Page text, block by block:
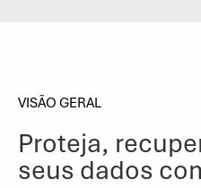
VISÃO GERAL
Proteja,
seus dados